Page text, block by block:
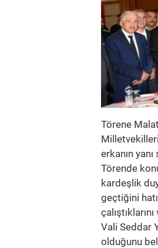
Törene
erkanın
Törende
kardeşlik
geçtiğini
Vali Seddar
olduğunu